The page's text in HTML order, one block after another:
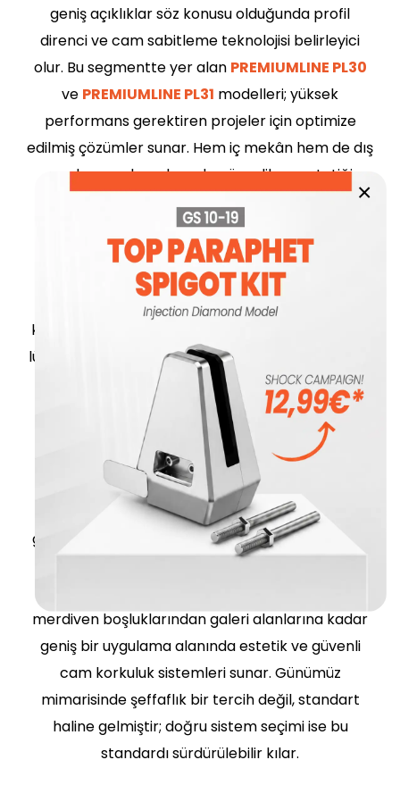
geniş açıklıklar söz konusu olduğunda profil
direnci ve cam sabitleme teknolojisi belirleyici
olur. Bu segmentte yer alan PREMIUMLINE PL30
ve PREMIUMLINE PL31 modelleri; yüksek
performans gerektiren projeler için optimize
edilmiş çözümler sunar. Hem iç mekân hem de dış
cephe uygulamalarında güvenlik ve estetiği
Trendlerin bir diğer yönü de detay gizleme
yaklaşımıdır. Vida, ankraj ve bağlantı
elemanlarının görünür olmaması; cam yüzeyin
kesintisiz algılanmasını sağlar. Bu durum özellikle
lüks konut projelerinde ve prestijli ticari yapılarda
tercih edilmektedir. Aynı zamanda modüler
montaj sistemleri, uygulama süresini kısaltarak
şantiye verimliliğini artırır.
Akos System, modern mimari projelerde hem
tasarım beklentilerini hem de mühendislik
gerekliliklerini birlikte ele alan çözümler geliştirir.
merdiven boşluklarından galeri alanlarına kadar
geniş bir uygulama alanında estetik ve güvenli
cam korkuluk sistemleri sunar. Günümüz
mimarisinde şeffaflık bir tercih değil, standart
haline gelmiştir; doğru sistem seçimi ise bu
standardı sürdürülebilir kılar.
×